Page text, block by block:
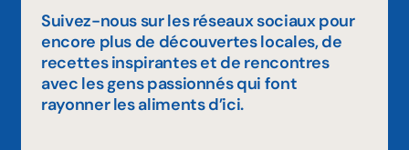
Suivez-nous sur les réseaux sociaux pour
encore plus de découvertes locales, de
recettes inspirantes et de rencontres
avec les gens passionnés qui font
rayonner les aliments d’ici.